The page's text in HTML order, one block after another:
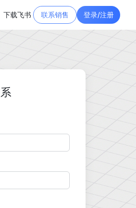
下载飞书 联系销售 登录/注册